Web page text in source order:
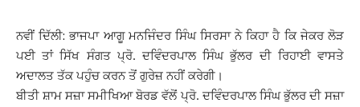
ਨਵੀਂ ਦਿੱਲੀ: ਭਾਜਪਾ ਆਗੂ ਮਨਜਿੰਦਰ ਸਿੰਘ ਸਿਰਸਾ ਨੇ ਕਿਹਾ ਹੈ ਕਿ ਜੇਕਰ ਲੋੜ
ਪਈ ਤਾਂ ਸਿੱਖ ਸੰਗਤ ਪ੍ਰੋ. ਦਵਿੰਦਰਪਾਲ ਸਿੰਘ ਭੁੱਲਰ ਦੀ ਰਿਹਾਈ ਵਾਸਤੇ
ਅਦਾਲਤ ਤੱਕ ਪਹੁੰਚ ਕਰਨ ਤੋਂ ਗੁਰੇਜ਼ ਨਹੀਂ ਕਰੇਗੀ।
ਬੀਤੀ ਸ਼ਾਮ ਸਜ਼ਾ ਸਮੀਖਿਆ ਬੋਰਡ ਵੱਲੋਂ ਪ੍ਰੋ. ਦਵਿੰਦਰਪਾਲ ਸਿੰਘ ਭੁੱਲਰ ਦੀ ਸਜ਼ਾ